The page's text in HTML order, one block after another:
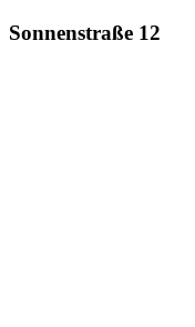
Sonnenstraße 12